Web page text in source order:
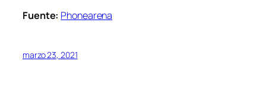
Fuente: Phonearena
marzo 23, 2021